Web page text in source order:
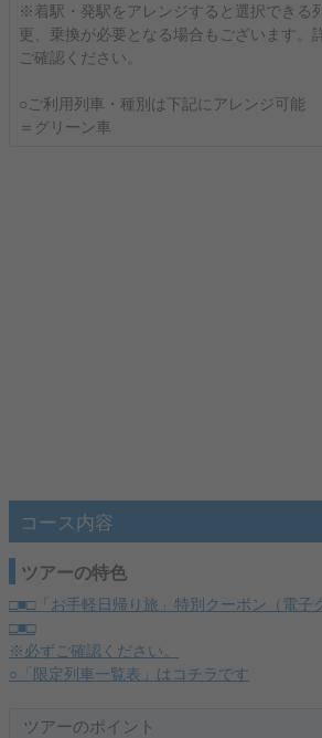
※着駅・発駅をアレンジすると選択できる
更、乗換が必要となる場合もございます。
ご確認ください。
○ご利用列車・種別は下記にアレンジ可能
＝グリーン車
コース内容
ツアーの特色
□■□「お手軽日帰り旅」特別クーポン（電子
□■□
※必ずご確認ください。
○「限定列車一覧表」はコチラです
ツアーのポイント